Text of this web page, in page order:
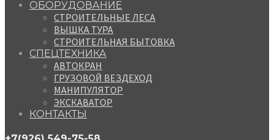
ОБОРУДОВАНИЕ
СТРОИТЕЛЬНЫЕ ЛЕСА
ВЫШКА ТУРА
СТРОИТЕЛЬНАЯ БЫТОВКА
СПЕЦТЕХНИКА
АВТОКРАН
ГРУЗОВОЙ ВЕЗДЕХОД
МАНИПУЛЯТОР
ЭКСКАВАТОР
КОНТАКТЫ